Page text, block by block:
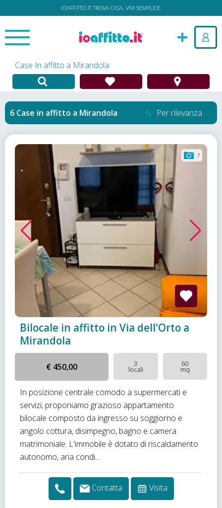
IOAFFITTO.IT TROVA CASA. VIVI SEMPLICE.
Case In affitto a Mirandola
Case in affitto a Mirandola Per rilevanza
7
Bilocale in affitto in Via dell'Orto a
Mirandola
€ 450,00 3
locali
60
mq
In posizione centrale comodo a supermercati e
servizi, proponiamo grazioso appartamento
bilocale composto da ingresso su soggiorno e
angolo cottura, disimpegno, bagno e camera
matrimoniale. L'immobile è dotato di riscaldamento
autonomo, aria condi...
Contatta Visita